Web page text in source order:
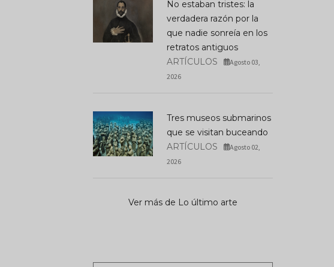
No estaban tristes: la
verdadera razón por la
que nadie sonreía en los
retratos antiguos
ARTÍCULOS
Agosto 03,
2026
Tres museos submarinos
que se visitan buceando
ARTÍCULOS
Agosto 02,
2026
Ver más de Lo último arte